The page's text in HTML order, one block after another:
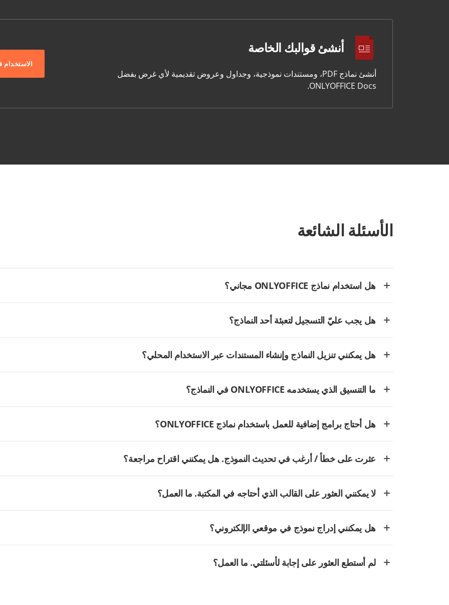
أنشئ قوالبك الخاصة
أنشئ نماذج PDF، ومستندات نموذجية، وجداول وعروض تقديمية لأي غرض بفضل
ONLYOFFICE Docs.
الأسئلة الشائعة
هل استخدام نماذج ONLYOFFICE مجاني؟
هل يجب عليّ التسجيل لتعبئة أحد النماذج؟
هل يمكنني تنزيل النماذج وإنشاء المستندات عبر الاستخدام المحلي؟
ما التنسيق الذي يستخدمه ONLYOFFICE في النماذج؟
هل أحتاج برامج إضافية للعمل باستخدام نماذج ONLYOFFICE؟
عثرت على خطأ / أرغب في تحديث النموذج. هل يمكنني اقتراح مراجعة؟
لا يمكنني العثور على القالب الذي أحتاجه في المكتبة. ما العمل؟
هل يمكنني إدراج نموذج في موقعي الإلكتروني؟
لم أستطع العثور على إجابة لأسئلتي. ما العمل؟